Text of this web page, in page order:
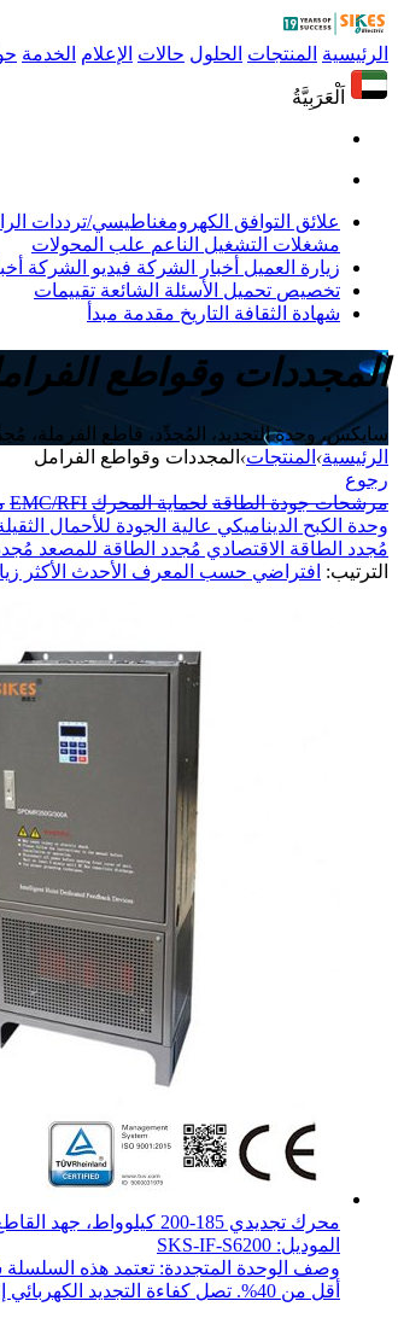
الرئيسية المنتجات الحلول حالات الإعلام الخدمة
اَلْعَرَبِيَّةُ
علائق التوافق الكهرومغناطيسي/ترددات
مشغلات التشغيل الناعم علب المحولات
زيارة العميل أخبار الشركة فيديو الشركة
تخصيص تحميل الأسئلة الشائعة تقييمات
شهادة الثقافة التاريخ مقدمة مبدأ
المجددات وقواطع
سايكس، وحدة التجديد، المُجدِّد، قاطع الفرملة،
الرئيسية› المنتجات› المجددات وقواطع الفرامل
رجوع
مرشحات جودة الطاقة لحماية المحرك EMC/RFI
وحدة الكبح الديناميكي عالية الجودة للأحمال
مُجدد الطاقة الاقتصادي مُجدد الطاقة للمصعد
الترتيب: افتراضي حسب المعرف الأحدث الأكثر
محرك تجديدي 185-200 كيلوواط، جهد القاطع 1150 فولت
الموديل: SKS-IF-S6200
وصف الوحدة المتجددة: تعتمد هذه
أقل من 40%. تصل كفاءة التجديد الكهربائي إلى 97%. باستخدام تعديل SPWM ل...